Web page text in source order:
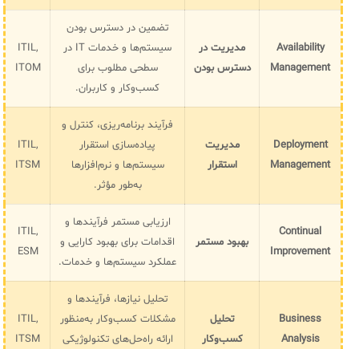
Availability
Management
مدیریت در
دسترس بودن
تضمین در دسترس بودن
سیستم‌ها و خدمات IT در
سطحی مطلوب برای
کسب‌وکار و کاربران.
ITIL,
ITOM
Deployment
Management
مدیریت
استقرار
فرآیند برنامه‌ریزی، کنترل و
پیاده‌سازی استقرار
سیستم‌ها و نرم‌افزارها
به‌طور مؤثر.
ITIL,
ITSM
Continual
Improvement
بهبود مستمر
ارزیابی مستمر فرآیندها و
اقدامات برای بهبود کارایی و
عملکرد سیستم‌ها و خدمات.
ITIL,
ESM
Business
Analysis
تحلیل
کسب‌وکار
تحلیل نیازها، فرآیندها و
مشکلات کسب‌وکار به‌منظور
ارائه راه‌حل‌های تکنولوژیکی
ITIL,
ITSM
ManageEngine Malware Protection Plus
سامانه مدیریت دسترسی ممتاز
سامانه مدیریت و مانیتورینگ شبکه
سامانه آزمون آنلاین